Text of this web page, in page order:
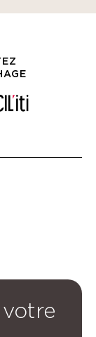
Clarins
Groupe